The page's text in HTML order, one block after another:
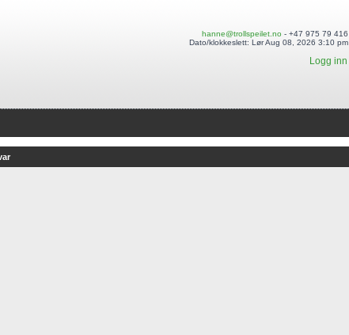
hanne@trollspeilet.no - +47 975 79 416
Dato/klokkeslett: Lør Aug 08, 2026 3:10 pm
Logg inn